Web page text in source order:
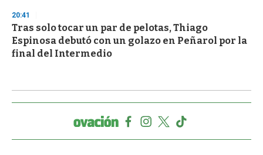
20:41
Tras solo tocar un par de pelotas, Thiago
Espinosa debutó con un golazo en Peñarol por la
final del Intermedio